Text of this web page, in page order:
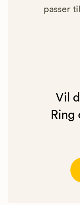
passer
Vil
Ring